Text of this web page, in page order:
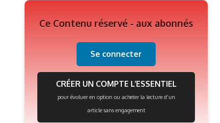
Ce Contenu réservé - aux abonnés
Se connecter
CRÉER UN COMPTE L’ESSENTIEL
pour évoluer en option ou acheter la lecture d’un
article sans engagement